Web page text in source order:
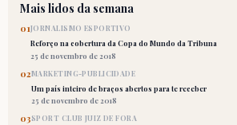
Mais lidos da semana
01JORNALISMO ESPORTIVO
Reforço na cobertura da Copa do Mundo da Tribuna
25 de novembro de 2018
02MARKETING-PUBLICIDADE
Um país inteiro de braços abertos para te receber
25 de novembro de 2018
03SPORT CLUB JUIZ DE FORA